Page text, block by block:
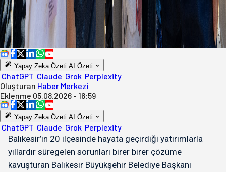
Yapay Zeka Özeti AI Özeti
ChatGPT Claude Grok Perplexity
Oluşturan Haber Merkezi
Eklenme 05.08.2026 - 16:59
Yapay Zeka Özeti AI Özeti
ChatGPT Claude Grok Perplexity
Balıkesir’in 20 ilçesinde hayata geçirdiği yatırımlarla
yıllardır süregelen sorunları birer birer çözüme
kavuşturan Balıkesir Büyükşehir Belediye Başkanı